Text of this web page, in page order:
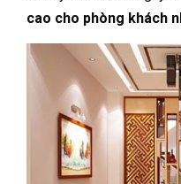
cao cho phòng khách